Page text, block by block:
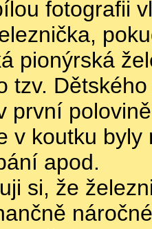
fotografii
pionýrská
tzv.
první
v koutku
apod.
si, že